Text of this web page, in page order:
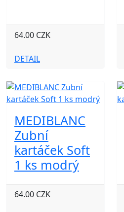
64.00 CZK
DETAIL
MEDIBLANC
Zubní
kartáček Soft
1 ks modrý
64.00 CZK